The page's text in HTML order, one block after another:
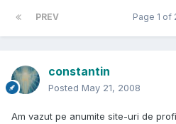
PREV Page 1 of
constantin
Posted May 21, 2008
Am vazut pe anumite site-uri de